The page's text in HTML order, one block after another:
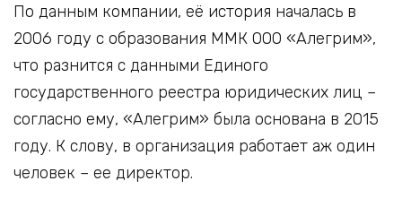
По данным компании, её история началась в
2006 году с образования ММК ООО «Алегрим»,
что разнится с данными Единого
государственного реестра юридических лиц –
согласно ему, «Алегрим» была основана в 2015
году. К слову, в организация работает аж один
человек – ее директор.